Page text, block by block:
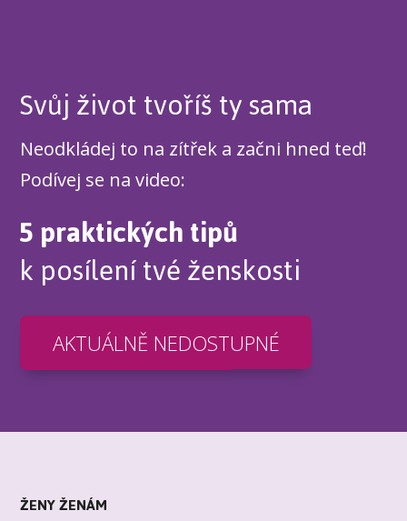
Svůj život tvoříš ty sama
Neodkládej to na zítřek a začni hned teď!
Podívej se na video:
5 praktických tipů
k posílení tvé ženskosti
AKTUÁLNĚ NEDOSTUPNÉ
ŽENY ŽENÁM